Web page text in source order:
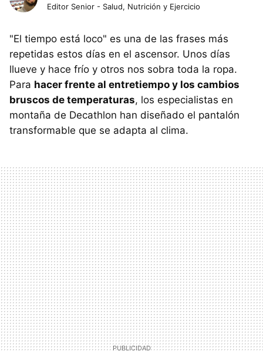
Editor Senior - Salud, Nutrición y Ejercicio
"El tiempo está loco" es una de las frases más
repetidas estos días en el ascensor. Unos días
llueve y hace frío y otros nos sobra toda la ropa.
Para hacer frente al entretiempo y los cambios
bruscos de temperaturas, los especialistas en
montaña de Decathlon han diseñado el pantalón
transformable que se adapta al clima.